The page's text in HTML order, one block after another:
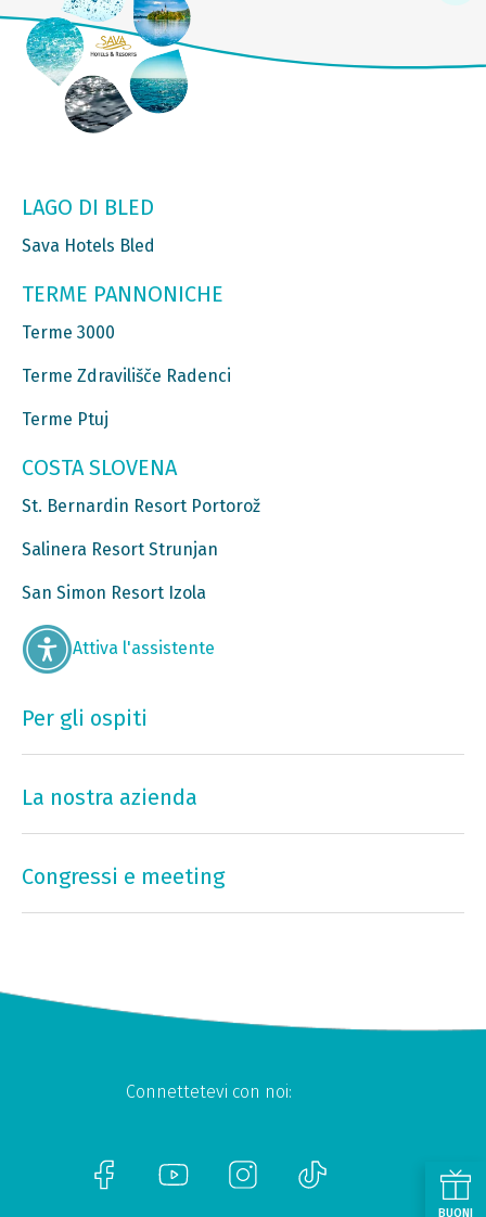
LAGO DI BLED
Sava Hotels Bled
TERME PANNONICHE
Terme 3000
Terme Zdravilišče Radenci
Terme Ptuj
COSTA SLOVENA
St. Bernardin Resort Portorož
Salinera Resort Strunjan
San Simon Resort Izola
Attiva l'assistente
Per gli ospiti
La nostra azienda
Congressi e meeting
Connettetevi con noi:
BUONI